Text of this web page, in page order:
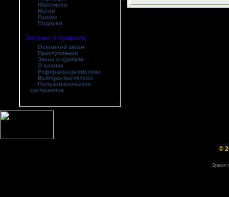
Ювелирка
Магия
Разное
Подарки
Законы и правила
Основной закон
Преступления
Закон о сделках
О кланах
Реферальная система
Выборы магистров
Пользовательское
соглашение
©
Время